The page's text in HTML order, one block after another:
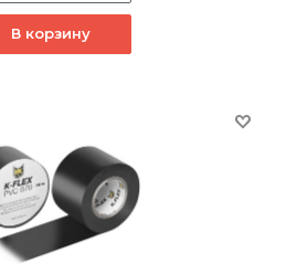
В корзину